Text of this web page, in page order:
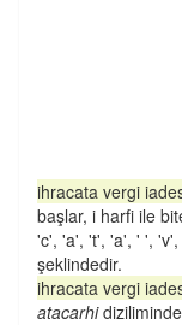
ihracata vergi
başlar, i harfi ile
'c', 'a', 't', 'a', ' ',
şeklindedir.
ihracata vergi
atacarhi